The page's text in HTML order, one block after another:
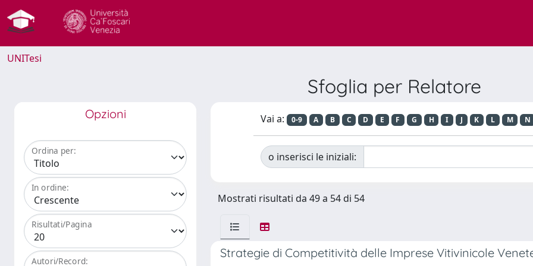
UNITesi
Sfoglia per Relatore
Opzioni
Ordina per:
In ordine:
Risultati/Pagina
Autori/Record:
Vai a: 0-9 A B C D E F G H I J K L M N
o inserisci le iniziali:
Mostrati risultati da 49 a 54 di 54
Strategie di Competitività delle Imprese Vitivinicole